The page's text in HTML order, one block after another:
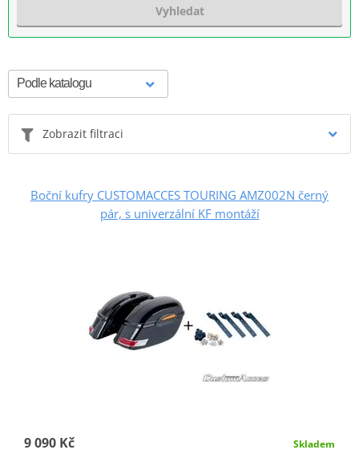
Vyhledat
Zobrazit filtraci
Boční kufry CUSTOMACCES TOURING AMZ002N černý
pár, s univerzální KF montáží
9 090 Kč Skladem